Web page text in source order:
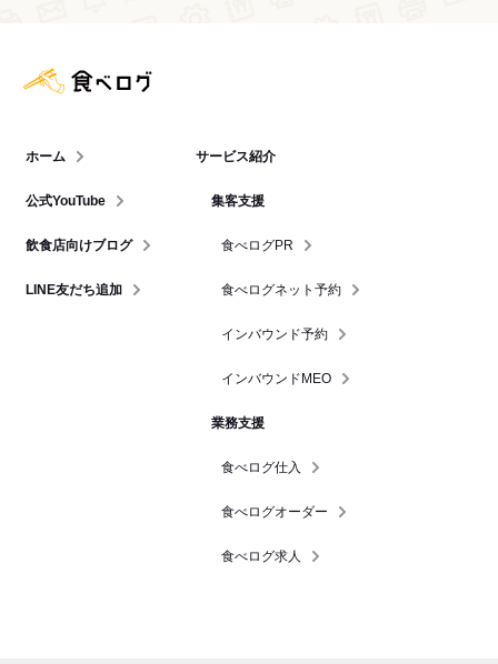
ホーム
公式YouTube
飲食店向けブログ
LINE友だち追加
サービス紹介
集客支援
食べログPR
食べログネット予約
インバウンド予約
インバウンドMEO
業務支援
食べログ仕入
食べログオーダー
食べログ求人